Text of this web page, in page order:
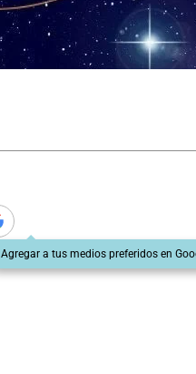
Agregar a tus medios preferidos en